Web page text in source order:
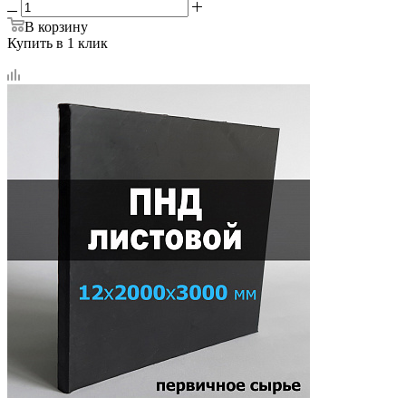
В корзину
Купить в 1 клик